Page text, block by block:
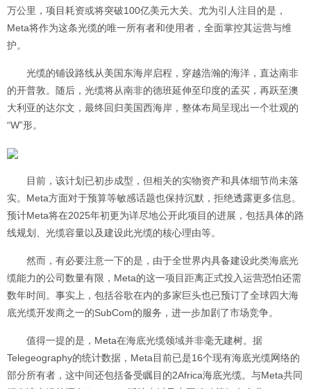
万公里，项目耗资或将突破100亿美元大关。尤为引人注目的是，
Meta将作为这条光缆的唯一所有者和使用者，全面掌控其运营与维
护。
光缆的铺设路线从美国东海岸启程，穿越浩瀚的海洋，直达南非
的开普敦。随后，光缆将从南非的德班延伸至印度的孟买，再跃至澳
大利亚的达尔文，最终回归美国西海岸，整体布局呈现出一个壮观的
“W”形。
目前，该计划已初步成型，但相关的实物资产和具体细节尚未落
实。Meta方面对于预算等敏感话题也保持沉默，拒绝透露更多信息。
预计Meta将在2025年初更为详尽地公开此项目的进展，包括具体的路
线规划、光缆容量以及建设此光缆的核心理由等。
然而，有必要注意一下的是，由于全世界内具备建设此类海底光
缆能力的公司数量有限，Meta的这一项目距离正式投入运营恐怕还需
数年时间。事实上，包括谷歌在内的多家巨头也已预订了全球四大海
底光缆开发商之一的SubCom的服务，进一步加剧了市场竞争。
值得一提的是，Meta在海底光缆领域并非毫无建树。据
Telegeography的统计数据，Meta目前已是16个现有海底光缆网络的
部分所有者，这中间还包括备受瞩目的2Africa海底光缆。与Meta共同